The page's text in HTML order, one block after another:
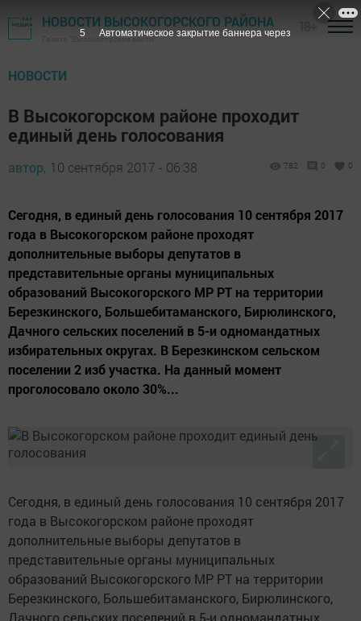
НОВОСТИ ВЫСОКОГОРСКОГО РАЙОНА
Газета "Высокогорские вести"
НОВОСТИ
В Высокогорском районе проходит
единый день голосования
автор, 10 сентября 2017 - 06:38 782 0 0
Сегодня, в единый день голосования 10 сентября 2017
года в Высокогорском районе проходят
дополнительные выборы депутатов в
представительные органы муниципальных
образований Высокогорского МР РТ на территории
Березкинского, Большебитаманского, Бирюлинского,
Дачного сельских поселений в 5-и одномандатных
избирательных округах. В Березкинском сельском
поселении 2 изб участка. На данный момент
проголосовало около 30%...
Сегодня, в единый день голосования 10 сентября 2017
года в Высокогорском районе проходят
дополнительные выборы депутатов в
представительные органы муниципальных
образований Высокогорского МР РТ на территории
Березкинского, Большебитаманского, Бирюлинского,
Дачного сельских поселений в 5-и одномандатных
5 Автоматическое закрытие баннера через